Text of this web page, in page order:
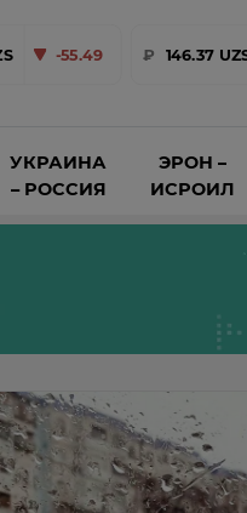
-55.49 ₽ 146.37
УКРАИНА
– РОССИЯ
ЭРОН –
ИСРОИЛ